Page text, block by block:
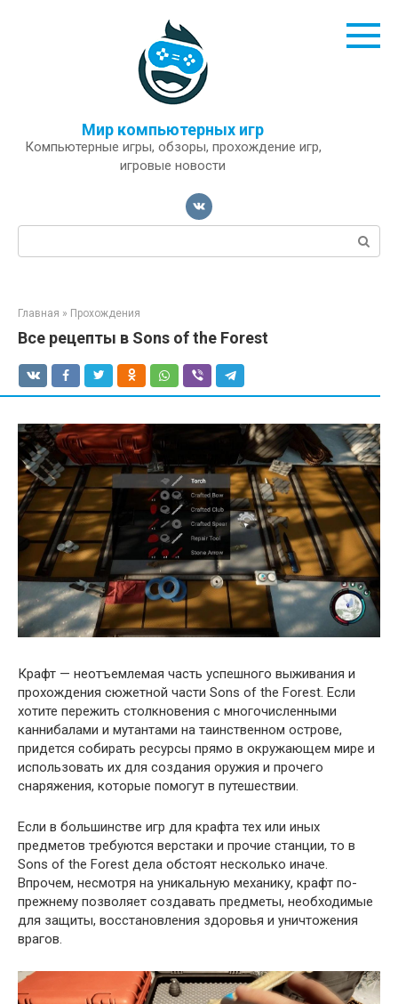
Мир компьютерных игр
Компьютерные игры, обзоры, прохождение игр,
игровые новости
Поиск:
Главная » Прохождения
Все рецепты в Sons of the Forest
Крафт — неотъемлемая часть успешного выживания и
прохождения сюжетной части Sons of the Forest. Если
хотите пережить столкновения с многочисленными
каннибалами и мутантами на таинственном острове,
придется собирать ресурсы прямо в окружающем мире и
использовать их для создания оружия и прочего
снаряжения, которые помогут в путешествии.
Если в большинстве игр для крафта тех или иных
предметов требуются верстаки и прочие станции, то в
Sons of the Forest дела обстоят несколько иначе.
Впрочем, несмотря на уникальную механику, крафт по-
прежнему позволяет создавать предметы, необходимые
для защиты, восстановления здоровья и уничтожения
врагов.